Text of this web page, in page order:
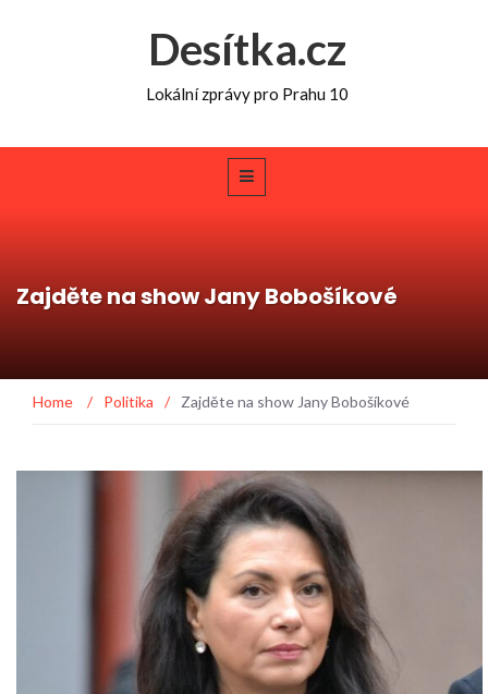
Desítka.cz
Lokální zprávy pro Prahu 10
Zajděte na show Jany Bobošíkové
Home / Politika / Zajděte na show Jany Bobošíkové